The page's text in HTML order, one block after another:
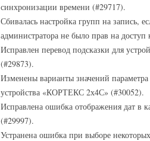
синхронизации времени (#29717).
Сбивалась настройка групп на запись,
администратора не было прав на
Исправлен перевод подсказки для
(#29873).
Изменены варианты значений
устройства «КОРТЕКС 2х4С» (#30052).
Исправлена ошибка отображения дат в
(#29997).
Устранена ошибка при выборе